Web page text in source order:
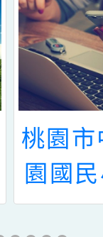
桃園
園國
學年